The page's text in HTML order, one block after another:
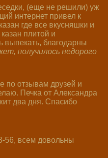
сложу
(еще не решили) уж
интернет привел к
где все вкусняшки и
плитой и
выпекать, благодарны
получилось недорого
по отзывам друзей и
Печка от Александра
два дня. Спасибо
56, всем довольны